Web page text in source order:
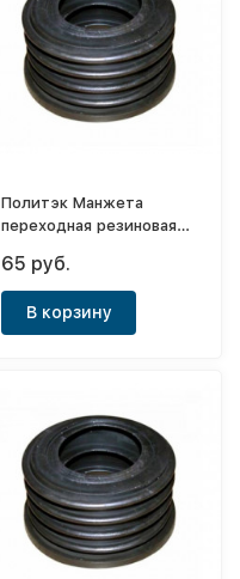
Политэк Манжета
переходная резиновая
65 руб.
В корзину